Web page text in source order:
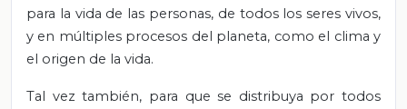
para la vida de las personas, de todos los seres vivos,
y en múltiples procesos del planeta, como el clima y
el origen de la vida.
Tal vez también, para que se distribuya por todos